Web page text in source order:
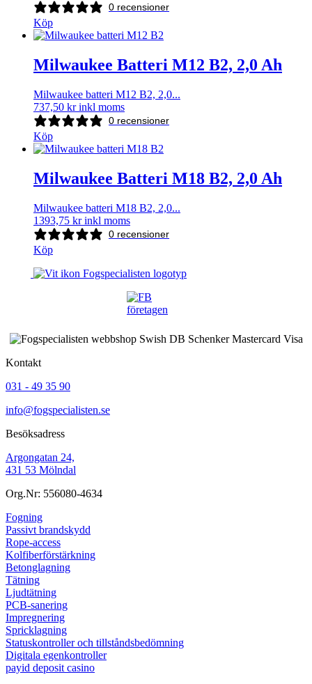
0 recensioner
Köp
Milwaukee Batteri M12 B2, 2,0 Ah
Milwaukee batteri M12 B2, 2,0...
737,50 kr inkl moms
0 recensioner
Köp
Milwaukee Batteri M18 B2, 2,0 Ah
Milwaukee batteri M18 B2, 2,0...
1393,75 kr inkl moms
0 recensioner
Köp
Kontakt
031 - 49 35 90
info@fogspecialisten.se
Besöksadress
Argongatan 24,
431 53 Mölndal
Org.Nr: 556080-4634
Fogning
Passivt brandskydd
Rope-access
Kolfiberförstärkning
Betonglagning
Tätning
Ljudtätning
PCB-sanering
Impregnering
Spricklagning
Statuskontroller och tillståndsbedömning
Digitala egenkontroller
payid deposit casino